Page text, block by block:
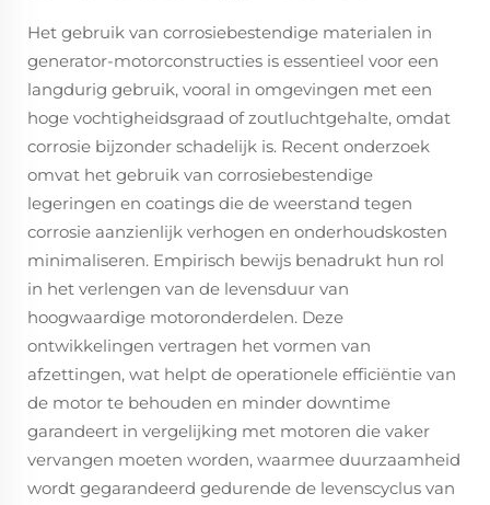
Het gebruik van corrosiebestendige materialen in
generator-motorconstructies is essentieel voor een
langdurig gebruik, vooral in omgevingen met een
hoge vochtigheidsgraad of zoutluchtgehalte, omdat
corrosie bijzonder schadelijk is. Recent onderzoek
omvat het gebruik van corrosiebestendige
legeringen en coatings die de weerstand tegen
corrosie aanzienlijk verhogen en onderhoudskosten
minimaliseren. Empirisch bewijs benadrukt hun rol
in het verlengen van de levensduur van
hoogwaardige motoronderdelen. Deze
ontwikkelingen vertragen het vormen van
afzettingen, wat helpt de operationele efficiëntie van
de motor te behouden en minder downtime
garandeert in vergelijking met motoren die vaker
vervangen moeten worden, waarmee duurzaamheid
wordt gegarandeerd gedurende de levenscyclus van